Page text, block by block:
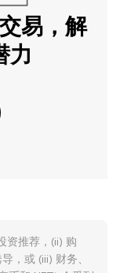
易，解
力
资推荐，(ii) 购
，或 (iii) 财务、